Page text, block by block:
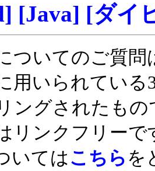
[Java] [ダイ
ついてのご質問
用いられてい
ングされたもの
リンクフリーで
いては こちら を